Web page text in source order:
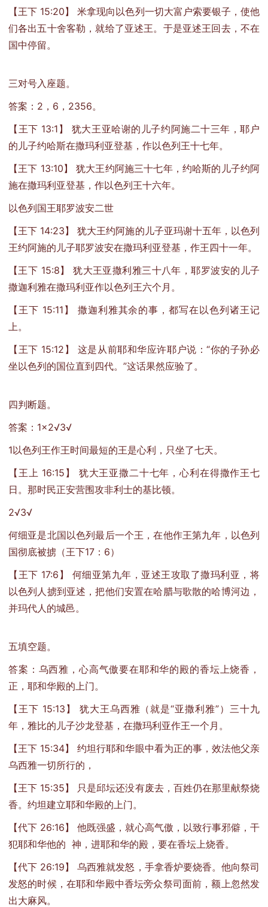
【王下 15:20】 米拿现向以色列一切大富户索要银子，使他
们各出五十舍客勒，就给了亚述王。于是亚述王回去，不在
国中停留。
三对号入座题。
答案：2，6，2356。
【王下 13:1】 犹大王亚哈谢的儿子约阿施二十三年，耶户
的儿子约哈斯在撒玛利亚登基，作以色列王十七年。
【王下 13:10】 犹大王约阿施三十七年，约哈斯的儿子约阿
施在撒玛利亚登基，作以色列王十六年。
以色列国王耶罗波安二世
【王下 14:23】 犹大王约阿施的儿子亚玛谢十五年，以色列
王约阿施的儿子耶罗波安在撒玛利亚登基，作王四十一年。
【王下 15:8】 犹大王亚撒利雅三十八年，耶罗波安的儿子
撒迦利雅在撒玛利亚作以色列王六个月。
【王下 15:11】 撒迦利雅其余的事，都写在以色列诸王记
上。
【王下 15:12】 这是从前耶和华应许耶户说：“你的子孙必
坐以色列的国位直到四代。”这话果然应验了。
四判断题。
答案：1×2√3√
1以色列王作王时间最短的王是心利，只坐了七天。
【王上 16:15】 犹大王亚撒二十七年，心利在得撒作王七
日。那时民正安营围攻非利士的基比顿。
2√3√
何细亚是北国以色列最后一个王，在他作王第九年，以色列
国彻底被掳（王下17：6）
【王下 17:6】 何细亚第九年，亚述王攻取了撒玛利亚，将
以色列人掳到亚述，把他们安置在哈腊与歌散的哈博河边，
并玛代人的城邑。
五填空题。
答案：乌西雅，心高气傲要在耶和华的殿的香坛上烧香，
正，耶和华殿的上门。
【王下 15:13】 犹大王乌西雅（就是“亚撒利雅”）三十九
年，雅比的儿子沙龙登基，在撒玛利亚作王一个月。
【王下 15:34】 约坦行耶和华眼中看为正的事，效法他父亲
乌西雅一切所行的，
【王下 15:35】 只是邱坛还没有废去，百姓仍在那里献祭烧
香。约坦建立耶和华殿的上门。
【代下 26:16】 他既强盛，就心高气傲，以致行事邪僻，干
犯耶和华他的 神，进耶和华的殿，要在香坛上烧香。
【代下 26:19】 乌西雅就发怒，手拿香炉要烧香。他向祭司
发怒的时候，在耶和华殿中香坛旁众祭司面前，额上忽然发
出大麻风。